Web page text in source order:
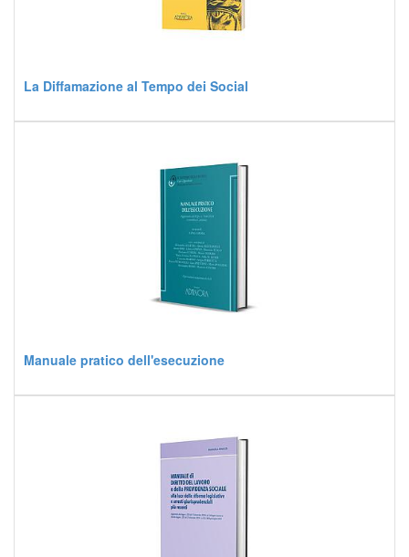
La Diffamazione al Tempo dei Social
Manuale pratico dell'esecuzione